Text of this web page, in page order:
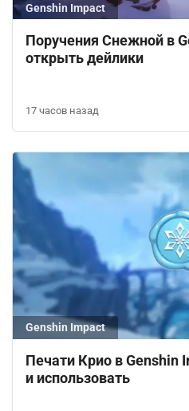
Genshin Impact
Поручения Снежной в
открыть дейлики
17 часов назад
Genshin Impact
Печати Крио в Genshin
и использовать